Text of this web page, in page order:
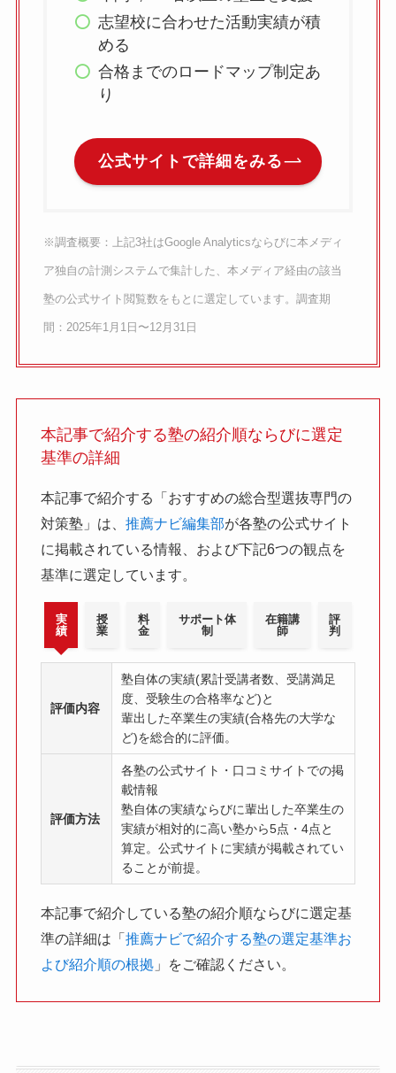
志望校に合わせた活動実績が積
める
合格までのロードマップ制定あ
り
公式サイトで詳細をみる
※調査概要：上記3社はGoogle Analyticsならびに本メディ
ア独自の計測システムで集計した、本メディア経由の該当
塾の公式サイト閲覧数をもとに選定しています。調査期
間：2025年1月1日〜12月31日
本記事で紹介する塾の紹介順ならびに選定
基準の詳細
本記事で紹介する「おすすめの総合型選抜専門の
対策塾」は、 推薦ナビ編集部が各塾の公式サイト
に掲載されている情報、および下記6つの観点を
基準に選定しています。
実
績
授
業
料
金
サポート体
制
在籍講
師
評
判
評価内容
塾自体の実績(累計受講者数、受講満足
度、受験生の合格率など)と
輩出した卒業生の実績(合格先の大学な
ど)を総合的に評価。
評価方法
各塾の公式サイト・口コミサイトでの掲
載情報
塾自体の実績ならびに輩出した卒業生の
実績が相対的に高い塾から5点・4点と
算定。公式サイトに実績が掲載されてい
ることが前提。
本記事で紹介している塾の紹介順ならびに選定基
準の詳細は「推薦ナビで紹介する塾の選定基準お
よび紹介順の根拠」をご確認ください。